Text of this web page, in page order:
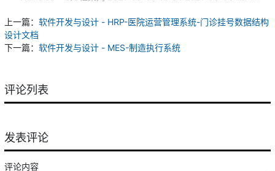
上一篇： 软件开发与设计 - HRP-医院运营管理系统-门诊挂号数据结构
设计文档
下一篇： 软件开发与设计 - MES-制造执行系统
评论列表
发表评论
评论内容